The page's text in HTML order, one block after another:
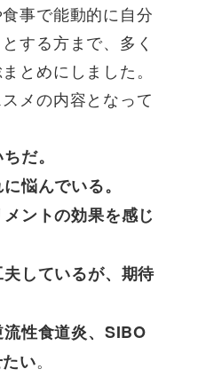
事で能動的に自分
する方まで、多く
とめにしました。
メの内容となって
だ。
悩んでいる。
ントの効果を感じ
しているが、期待
性食道炎、SIBO
い。